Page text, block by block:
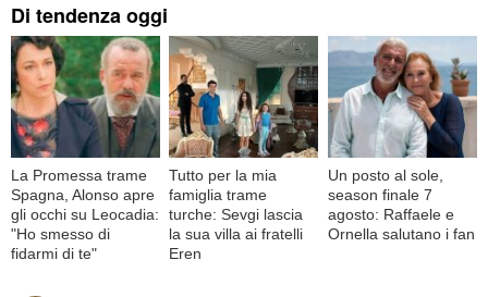
Di tendenza oggi
La Promessa trame
Spagna, Alonso apre
gli occhi su Leocadia:
"Ho smesso di
fidarmi di te"
Tutto per la mia
famiglia trame
turche: Sevgi lascia
la sua villa ai fratelli
Eren
Un posto al sole,
season finale 7
agosto: Raffaele e
Ornella salutano i fan